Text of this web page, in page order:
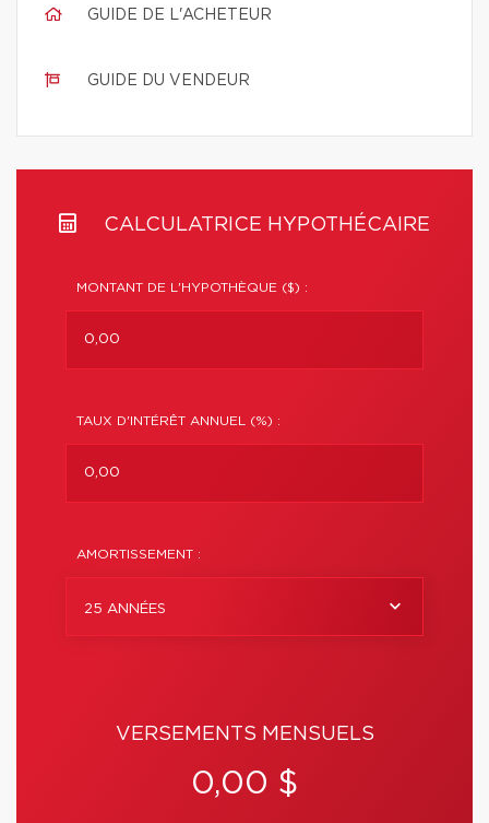
GUIDE DE L'ACHETEUR
GUIDE DU VENDEUR
CALCULATRICE HYPOTHÉCAIRE
MONTANT DE L'HYPOTHÈQUE ($) :
TAUX D'INTÉRÊT ANNUEL (%) :
AMORTISSEMENT :
25 ANNÉES
VERSEMENTS MENSUELS
0,00 $